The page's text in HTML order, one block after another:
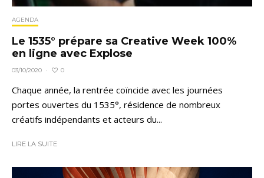
AGENDA
Le 1535° prépare sa Creative Week 100%
en ligne avec Explose
03/10/2020 · 0
Chaque année, la rentrée coïncide avec les journées
portes ouvertes du 1535°, résidence de nombreux
créatifs indépendants et acteurs du...
LIRE LA SUITE